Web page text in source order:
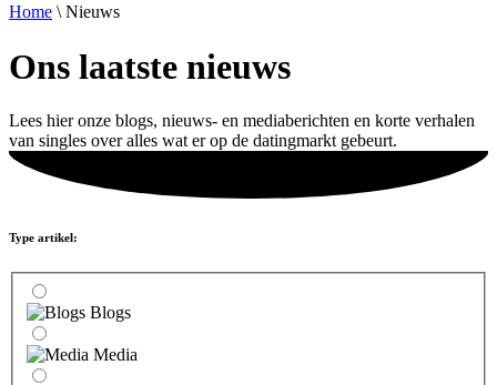
Home \ Nieuws
Ons laatste nieuws
Lees hier onze blogs, nieuws- en mediaberichten en korte verhalen
van singles over alles wat er op de datingmarkt gebeurt.
Type artikel:
Blogs
Media